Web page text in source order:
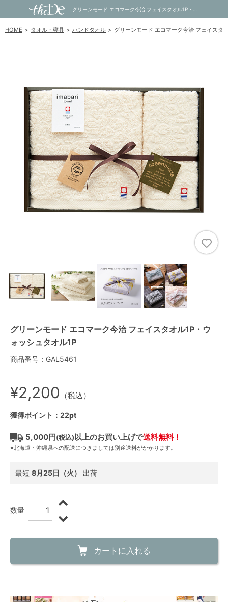
HOME タオル・寝具 ハンドタオル グリーンモード エコマーク今治 フェイスタ
グリーンモード エコマーク今治 フェイスタオル1P・ウ
ォッシュタオル1P
商品番号：GAL5461
¥2,200 （税込）
獲得ポイント：22pt
5,000円(税込)以上のお買い上げで送料無料！
※北海道・沖縄県への配送につきましては別途送料がかかります。
最短 8月25日（火） 出荷
数量
カートに入れる